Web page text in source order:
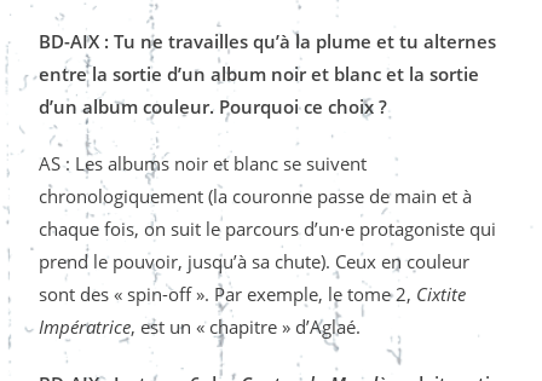
BD-AIX : Tu ne travailles qu’à la plume et tu alternes
entre la sortie d’un album noir et blanc et la sortie
d’un album couleur. Pourquoi ce choix ?
AS : Les albums noir et blanc se suivent
chronologiquement (la couronne passe de main et à
chaque fois, on suit le parcours d’un·e protagoniste qui
prend le pouvoir, jusqu’à sa chute). Ceux en couleur
sont des « spin-off ». Par exemple, le tome 2, Cixtite
Impératrice, est un « chapitre » d’Aglaé.